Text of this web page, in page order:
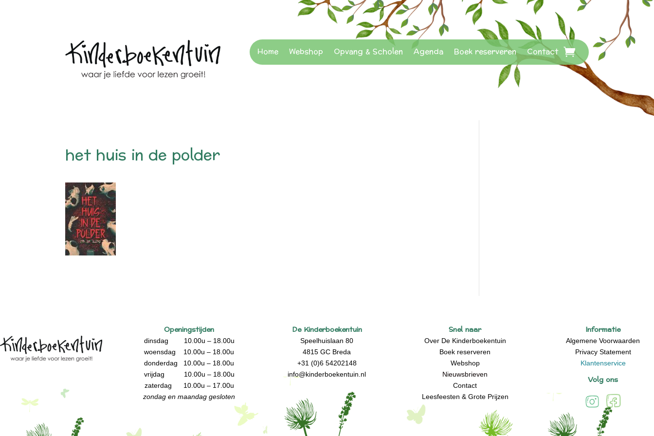
Home Webshop Opvang & Scholen Agenda Boek reserveren Contact
het huis in de polder
Openingstijden
dinsdag 10.00u – 18.00u
woensdag 10.00u – 18.00u
donderdag 10.00u – 18.00u
vrijdag 10.00u – 18.00u
zaterdag 10.00u – 17.00u
zondag en maandag gesloten
De Kinderboekentuin
Speelhuislaan 80
4815 GC Breda
+31 (0)6 54202148
info@kinderboekentuin.nl
Snel naar
Over De Kinderboekentuin
Boek reserveren
Webshop
Nieuwsbrieven
Contact
Leesfeesten & Grote Prijzen
Informatie
Algemene Voorwaarden
Privacy Statement
Klantenservice
Volg ons